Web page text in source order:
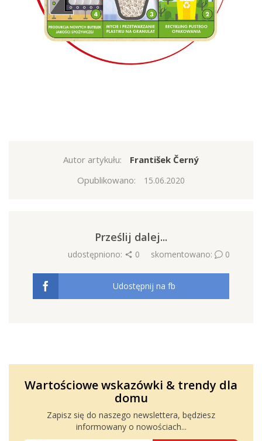
Autor artykułu:
František Černý
Opublikowano:
15.06.2020
Prześlij dalej...
udostępniono: 0 skomentowano: 0
Udostępnij na fb
Wartościowe wskazówki & trendy dla
domu
Zapisz się do naszego newslettera, będziesz
informowany o nowościach...